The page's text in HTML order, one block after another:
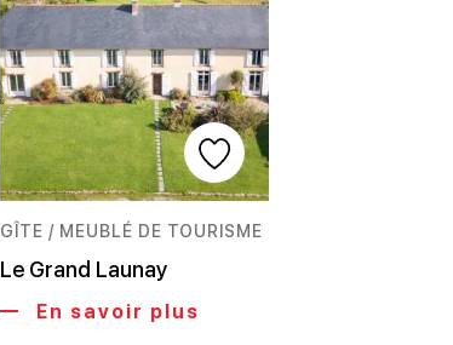
GÎTE / MEUBLÉ DE TOURISME
Le Grand Launay
En savoir plus